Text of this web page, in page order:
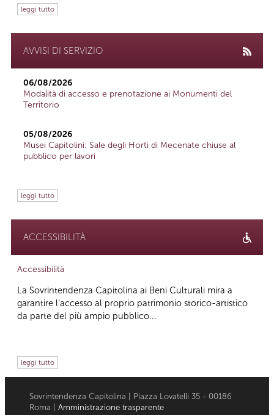
leggi tutto
AVVISI DI SERVIZIO
06/08/2026
Modalità di accesso e prenotazione ai Monumenti del
Territorio
05/08/2026
Musei Capitolini: Sale degli Horti di Mecenate chiuse al
pubblico per lavori
leggi tutto
ACCESSIBILITÀ
Accessibilità
La Sovrintendenza Capitolina ai Beni Culturali mira a
garantire l’accesso al proprio patrimonio storico-artistico
da parte del più ampio pubblico...
leggi tutto
Sovrintendenza Capitolina | Piazza Lovatelli 35 - 00186
Roma | Amministrazione trasparente